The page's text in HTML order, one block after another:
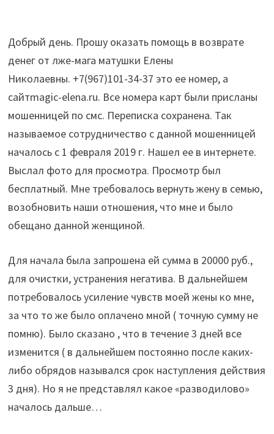
Добрый день. Прошу оказать помощь в возврате
денег от лже-мага матушки Елены
Николаевны. +7(967)101-34-37 это ее номер, а
сайтmagic-elena.ru. Все номера карт были присланы
мошенницей по смс. Переписка сохранена. Так
называемое сотрудничество с данной мошенницей
началось с 1 февраля 2019 г. Нашел ее в интернете.
Выслал фото для просмотра. Просмотр был
бесплатный. Мне требовалось вернуть жену в семью,
возобновить наши отношения, что мне и было
обещано данной женщиной.
Для начала была запрошена ей сумма в 20000 руб.,
для очистки, устранения негатива. В дальнейшем
потребовалось усиление чувств моей жены ко мне,
за что то же было оплачено мной ( точную сумму не
помню). Было сказано , что в течение 3 дней все
изменится ( в дальнейшем постоянно после каких-
либо обрядов назывался срок наступления действия
3 дня). Но я не представлял какое «разводилово»
началось дальше…